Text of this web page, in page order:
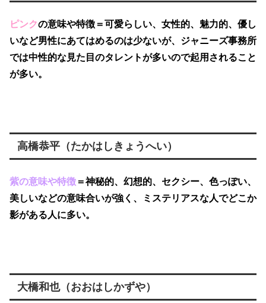
ピンクの意味や特徴＝可愛らしい、女性的、魅力的、優し
いなど男性にあてはめるのは少ないが、ジャニーズ事務所
では中性的な見た目のタレントが多いので起用されること
が多い。
高橋恭平（たかはしきょうへい）
紫の意味や特徴＝神秘的、幻想的、セクシー、色っぽい、
美しいなどの意味合いが強く、ミステリアスな人でどこか
影がある人に多い。
大橋和也（おおはしかずや）